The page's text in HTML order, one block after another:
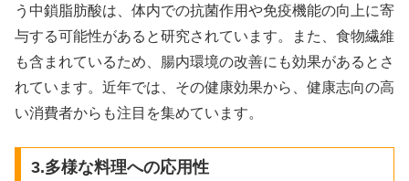
う中鎖脂肪酸は、体内での抗菌作用や免疫機能の向上に寄
与する可能性があると研究されています。また、食物繊維
も含まれているため、腸内環境の改善にも効果があるとさ
れています。近年では、その健康効果から、健康志向の高
い消費者からも注目を集めています。
3.多様な料理への応用性